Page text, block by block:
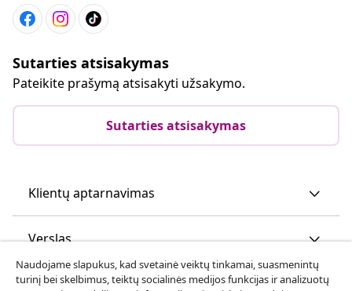
Sutarties atsisakymas
Pateikite prašymą atsisakyti užsakymo.
Sutarties atsisakymas
Klientų aptarnavimas
Verslas
vidaXL
Naudojame slapukus, kad svetainė veiktų tinkamai, suasmenintų
turinį bei skelbimus, teiktų socialinės medijos funkcijas ir analizuotų